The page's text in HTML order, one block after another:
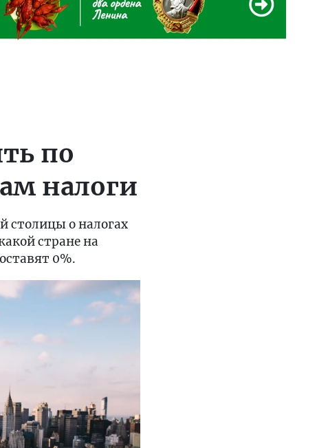
по
налоги
столицы о налогах
стране на
0%.